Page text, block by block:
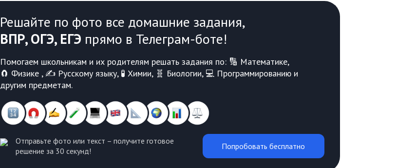
Решайте по фото все домашние задания,
ВПР, ОГЭ, ЕГЭ прямо в Телеграм-боте!
Помогаем школьникам и их родителям решать задания по: 🔢 Математике,
🧲 Физике , ✍️ Русскому языку, 🧪 Химии, 🧬 Биологии, 💻 Программированию и
другим предметам.
Отправьте фото или текст – получите готовое
решение за 30 секунд!
Попробовать бесплатно